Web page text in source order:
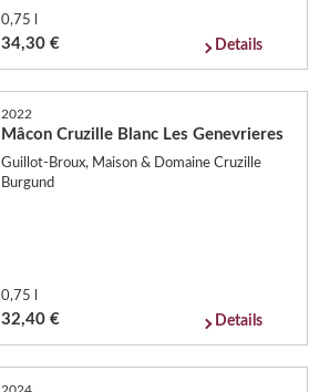
0,75 l
34,30 € Details
2022
Mâcon Cruzille Blanc Les Genevrieres
Guillot-Broux, Maison & Domaine Cruzille
Burgund
0,75 l
32,40 € Details